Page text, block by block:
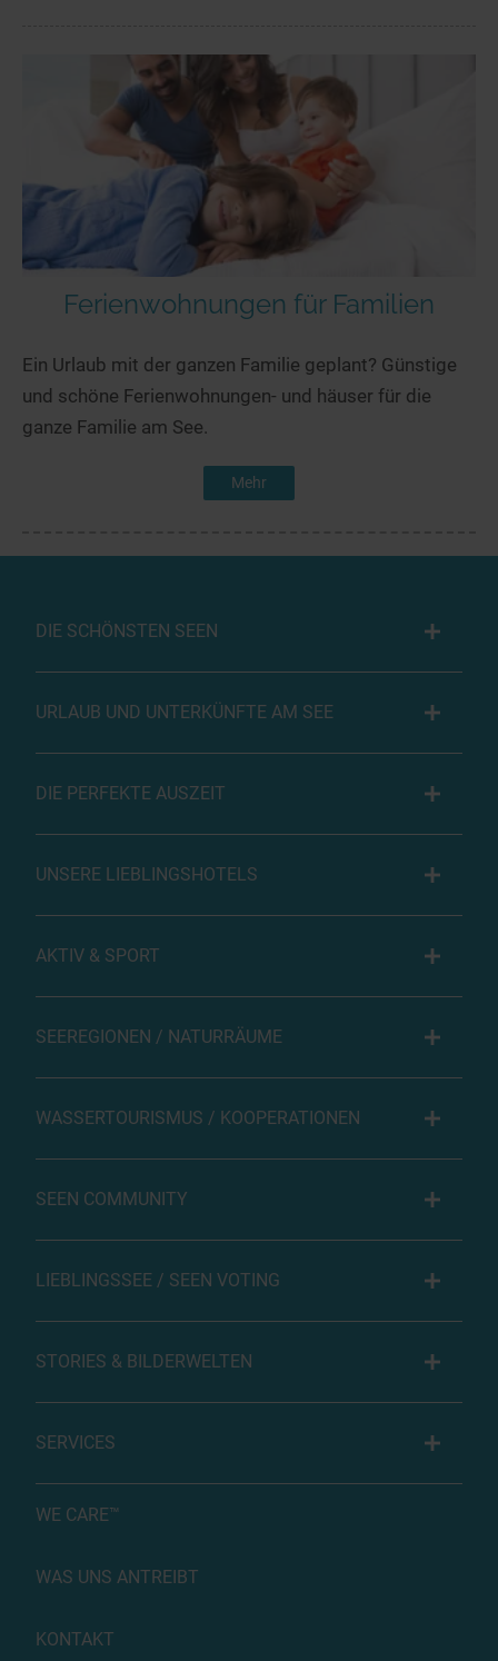
Ferienwohnungen für Familien
Ein Urlaub mit der ganzen Familie geplant? Günstige
und schöne Ferienwohnungen- und häuser für die
ganze Familie am See.
Mehr
DIE SCHÖNSTEN SEEN
URLAUB UND UNTERKÜNFTE AM SEE
DIE PERFEKTE AUSZEIT
UNSERE LIEBLINGSHOTELS
AKTIV & SPORT
SEEREGIONEN / NATURRÄUME
WASSERTOURISMUS / KOOPERATIONEN
SEEN COMMUNITY
LIEBLINGSSEE / SEEN VOTING
STORIES & BILDERWELTEN
SERVICES
WE CARE™
WAS UNS ANTREIBT
KONTAKT